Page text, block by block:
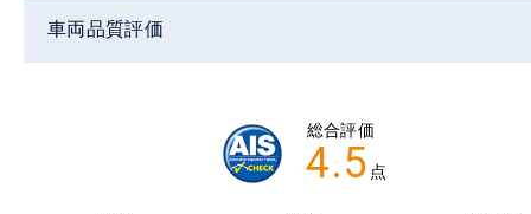
車両品質評価
総合評価
4.5 点